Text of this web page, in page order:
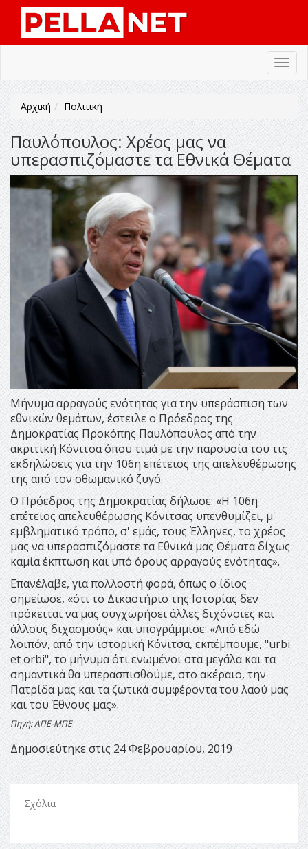
Αρχική Πολιτική
Παυλόπουλος: Χρέος μας να
υπερασπιζόμαστε τα Εθνικά Θέματα
Μήνυμα αρραγούς ενότητας για την υπεράσπιση των
εθνικών θεμάτων, έστειλε ο Πρόεδρος της
Δημοκρατίας Προκόπης Παυλόπουλος από την
ακριτική Κόνιτσα όπου τιμά με την παρουσία του τις
εκδηλώσεις για την 106η επέτειος της απελευθέρωσης
της από τον οθωμανικό ζυγό.
Ο Πρόεδρος της Δημοκρατίας δήλωσε: «Η 106η
επέτειος απελευθέρωσης Κόνιτσας υπενθυμίζει, μ'
εμβληματικό τρόπο, σ' εμάς, τους Έλληνες, το χρέος
μας να υπερασπιζόμαστε τα Εθνικά μας Θέματα δίχως
καμία έκπτωση και υπό όρους αρραγούς ενότητας».
Επανέλαβε, για πολλοστή φορά, όπως ο ίδιος
σημείωσε, «ότι το Δικαστήριο της Ιστορίας δεν
πρόκειται να μας συγχωρήσει άλλες διχόνοιες και
άλλους διχασμούς» και υπογράμμισε: «Από εδώ
λοιπόν, από την ιστορική Κόνιτσα, εκπέμπουμε, "urbi
et orbi", το μήνυμα ότι ενωμένοι στα μεγάλα και τα
σημαντικά θα υπερασπισθούμε, στο ακέραιο, την
Πατρίδα μας και τα ζωτικά συμφέροντα του λαού μας
και του Έθνους μας».
Πηγή: ΑΠΕ-ΜΠΕ
Δημοσιεύτηκε στις 24 Φεβρουαρίου, 2019
Σχόλια